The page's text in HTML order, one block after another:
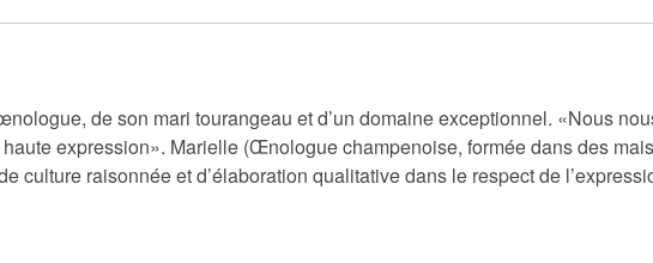
de son mari tourangeau et d’un domaine exceptionnel. «Nous
expression». Marielle (Œnologue champenoise, formée dans des
culture raisonnée et d’élaboration qualitative dans le respect de